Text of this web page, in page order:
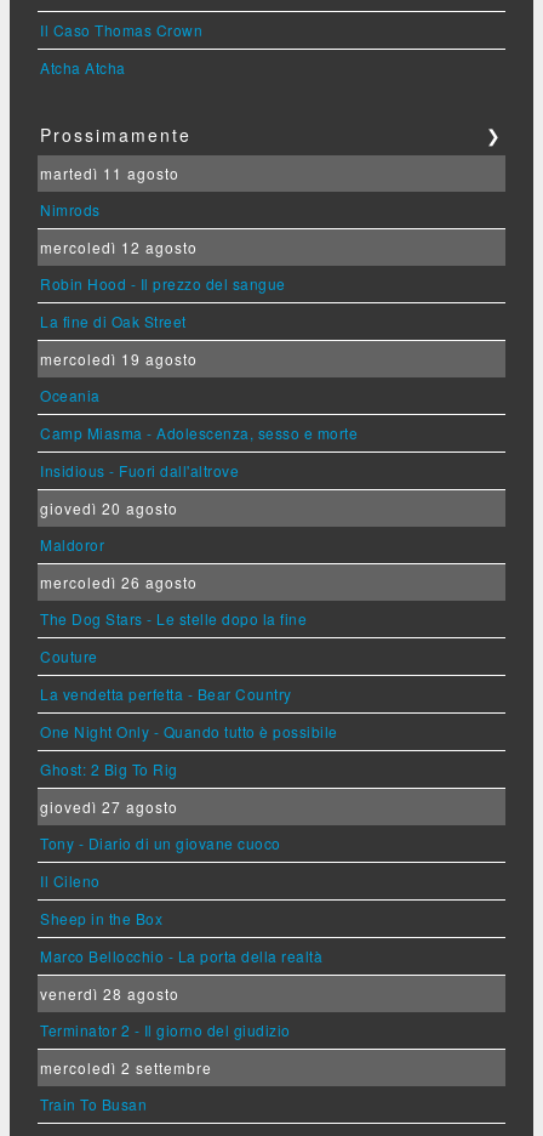
Il Caso Thomas Crown
Atcha Atcha
Prossimamente ❯
martedì 11 agosto
Nimrods
mercoledì 12 agosto
Robin Hood - Il prezzo del sangue
La fine di Oak Street
mercoledì 19 agosto
Oceania
Camp Miasma - Adolescenza, sesso e morte
Insidious - Fuori dall'altrove
giovedì 20 agosto
Maldoror
mercoledì 26 agosto
The Dog Stars - Le stelle dopo la fine
Couture
La vendetta perfetta - Bear Country
One Night Only - Quando tutto è possibile
Ghost: 2 Big To Rig
giovedì 27 agosto
Tony - Diario di un giovane cuoco
Il Cileno
Sheep in the Box
Marco Bellocchio - La porta della realtà
venerdì 28 agosto
Terminator 2 - Il giorno del giudizio
mercoledì 2 settembre
Train To Busan